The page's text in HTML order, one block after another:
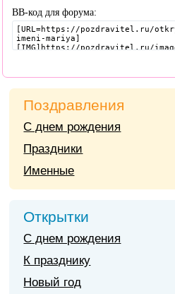
BB-код для форума:
Поздравления
С днем рождения
Праздники
Именные
Открытки
С днем рождения
К празднику
Новый год